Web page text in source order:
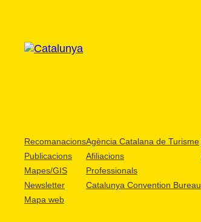
Recomanacions
Publicacions
Mapes/GIS
Newsletter
Mapa web
Agència Catalana de Turisme
Afiliacions
Professionals
Catalunya Convention Bureau